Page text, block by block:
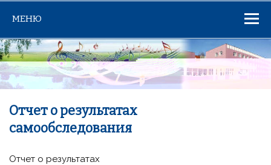
МЕНЮ
Отчет о результатах
самообследования
Отчет о результатах